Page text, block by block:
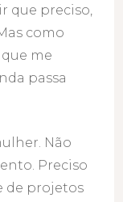
que preciso,
como
me
passa
Não
Preciso
de projetos